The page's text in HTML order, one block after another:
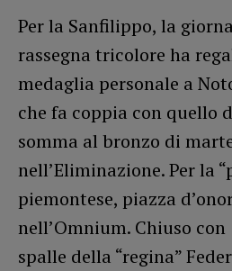
Per la Sanfilippo, la
rassegna tricolore ha
medaglia personale a
che fa coppia con quello
somma al bronzo di
nell’Eliminazione. Per la
piemontese, piazza
nell’Omnium. Chiuso
spalle della “regina”